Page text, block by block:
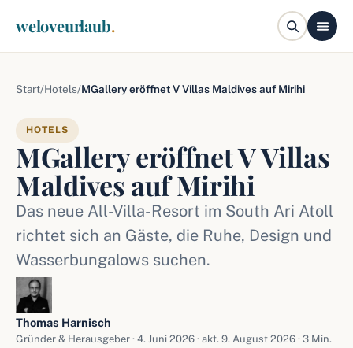
weloveurlaub.
Start/Hotels/MGallery eröffnet V Villas Maldives auf Mirihi
HOTELS
MGallery eröffnet V Villas
Maldives auf Mirihi
Das neue All-Villa-Resort im South Ari Atoll
richtet sich an Gäste, die Ruhe, Design und
Wasserbungalows suchen.
Thomas Harnisch
Gründer & Herausgeber · 4. Juni 2026 · akt. 9. August 2026 · 3 Min.